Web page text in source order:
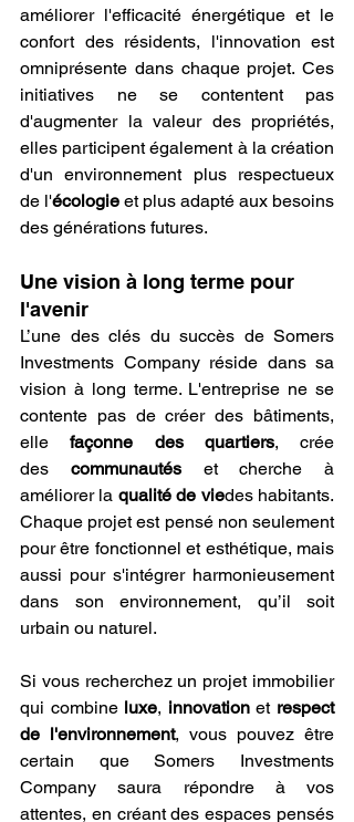
améliorer l'efficacité énergétique et le
confort des résidents, l'innovation est
omniprésente dans chaque projet. Ces
initiatives ne se contentent pas
d'augmenter la valeur des propriétés,
elles participent également à la création
d'un environnement plus respectueux
de l'écologie et plus adapté aux besoins
des générations futures.
Une vision à long terme pour
l'avenir
L’une des clés du succès de Somers
Investments Company réside dans sa
vision à long terme. L'entreprise ne se
contente pas de créer des bâtiments,
elle façonne des quartiers, crée
des communautés et cherche à
améliorer la qualité de viedes habitants.
Chaque projet est pensé non seulement
pour être fonctionnel et esthétique, mais
aussi pour s'intégrer harmonieusement
dans son environnement, qu’il soit
urbain ou naturel.
Si vous recherchez un projet immobilier
qui combine luxe, innovation et respect
de l'environnement, vous pouvez être
certain que Somers Investments
Company saura répondre à vos
attentes, en créant des espaces pensés